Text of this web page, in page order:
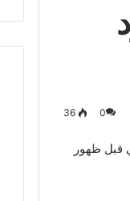
0
36
يعود تاريخها إلى 290 مليون سنة، أي قبل ظهور